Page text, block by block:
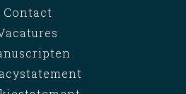
Contact